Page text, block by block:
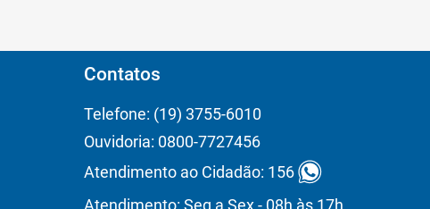
Contatos
Telefone: (19) 3755-6010
Ouvidoria: 0800-7727456
Atendimento ao Cidadão: 156
Atendimento: Seg a Sex - 08h às 17h